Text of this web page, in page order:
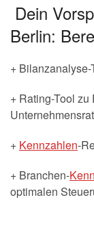
Dein
Berlin:
+
+ Rating-Tool
+ Kennzahlen-
+ Branchen-
optimalen